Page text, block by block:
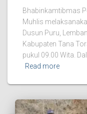
Bhabinkamtibmas
Muhlis
Dusun Puru,
Kabupaten Tana
pukul 09.00 Wita.
Read more